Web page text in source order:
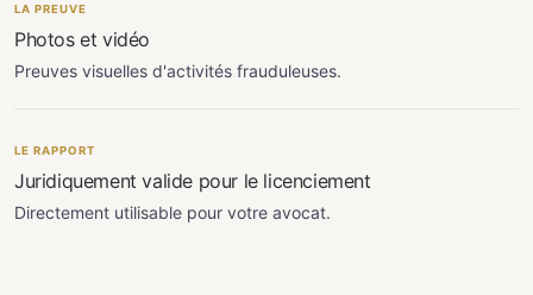
LA PREUVE
Photos et vidéo
Preuves visuelles d'activités frauduleuses.
LE RAPPORT
Juridiquement valide pour le licenciement
Directement utilisable pour votre avocat.